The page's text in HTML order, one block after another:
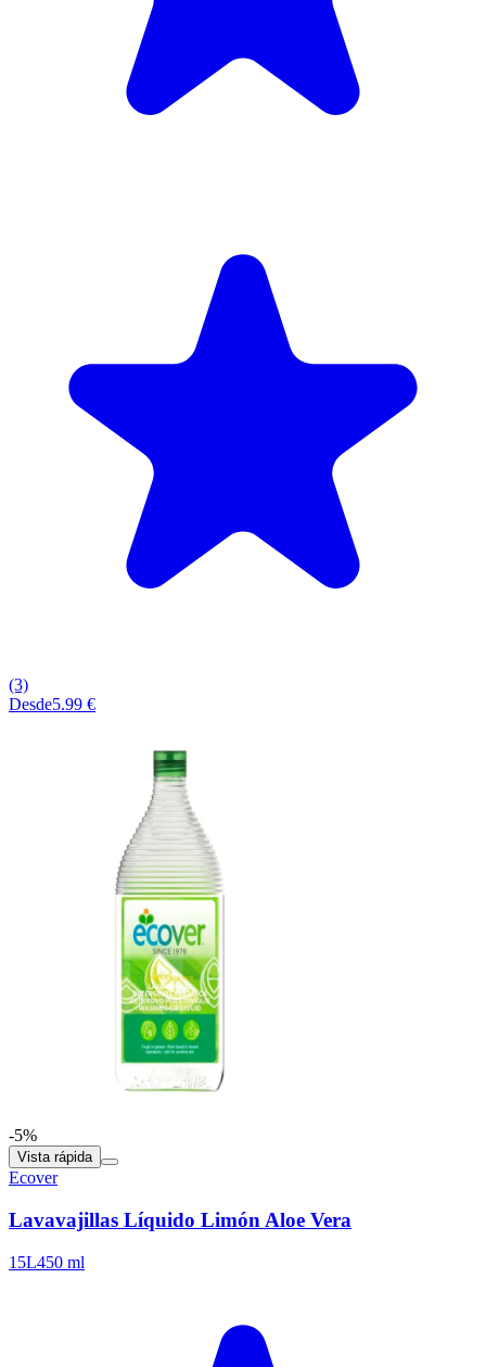
(3)
Desde5.99 €
-5%
Vista rápida
Ecover
Lavavajillas Líquido Limón Aloe Vera
15L450 ml